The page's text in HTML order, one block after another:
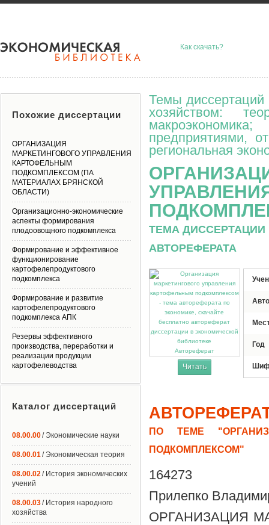
Как скачать?
Темы диссертаций
хозяйством:
предприятиями,
региональная
ТЕМА
АВТОРЕФЕРАТА
Автореферат
Читать
Год
ПО ТЕМЕ
ПОДКОМПЛЕКСОМ"
164273
Прилепко
ОРГАНИЗАЦИЯ
Похожие диссертации
ОРГАНИЗАЦИЯ
МАРКЕТИНГОВОГО УПРАВЛЕНИЯ
КАРТОФЕЛЬНЫМ
ПОДКОМПЛЕКСОМ (ПА
МАТЕРИАЛАХ БРЯНСКОЙ
ОБЛАСТИ)
Организационно-экономические
аспекты формирования
плодоовощного подкомплекса
Формирование и эффективное
функционирование
картофелепродуктового
подкомплекса
Формирование и развитие
картофелепродуктового
подкомплекса АПК
Резервы эффективного
производства, переработки и
реализации продукции
картофелеводства
Каталог диссертаций
08.00.00/ Экономические науки
08.00.01/ Экономическая теория
08.00.02/ История экономических
учений
08.00.03/ История народного
хозяйства